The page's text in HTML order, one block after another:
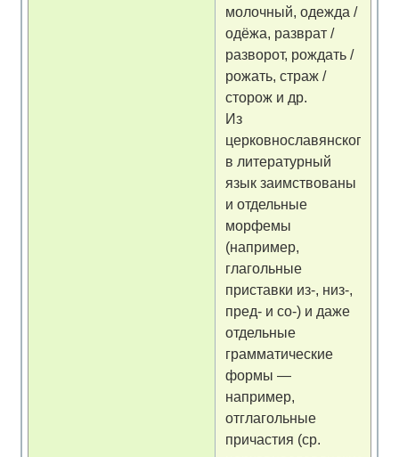
молочный, одежда /
одёжа, разврат /
разворот, рождать /
рожать, страж /
сторож и др.
Из
церковнославянского
в литературный
язык заимствованы
и отдельные
морфемы
(например,
глагольные
приставки из-, низ-,
пред- и со-) и даже
отдельные
грамматические
формы —
например,
отглагольные
причастия (ср.